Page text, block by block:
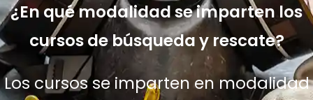
¿En qué modalidad se imparten los
cursos de búsqueda y rescate?
Los cursos se imparten en modalidad